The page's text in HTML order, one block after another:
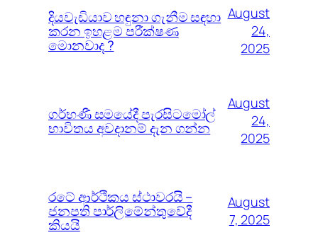
දියවැඩියාව හඳුනා ගැනීම සඳහා
කරන ඉහළම පරීක්ෂණ
මොනවාද ?
August
24,
2025
ගර්භණී සමයේදී පැරසිටමෝල්
භාවිතය අවදානම් දැන ගන්න
August
24,
2025
රටේ ආර්ථිකය ස්ථාවරයි –
ජනපති පාර්ලිමේන්තුවේදී
කියයි
August
7, 2025